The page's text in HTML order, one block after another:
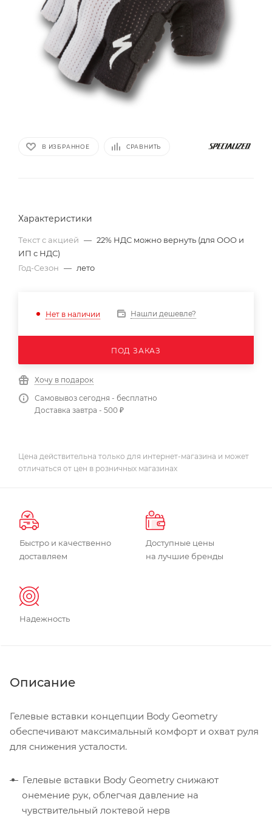
В ИЗБРАННОЕ СРАВНИТЬ
Характеристики
Текст с акцией — 22% НДС можно вернуть (для ООО и
ИП с НДС)
Год-Сезон — лето
Нет в наличии Нашли дешевле?
ПОД ЗАКАЗ
Хочу в подарок
Самовывоз сегодня - бесплатно
Доставка завтра - 500 ₽
Цена действительна только для интернет-магазина и может
отличаться от цен в розничных магазинах
Быстро и качественно
доставляем
Доступные цены
на лучшие бренды
Надежность
Описание
Гелевые вставки концепции Body Geometry
обеспечивают максимальный комфорт и охват руля
для снижения усталости.
Гелевые вставки Body Geometry снижают
онемение рук, облегчая давление на
чувствительный локтевой нерв